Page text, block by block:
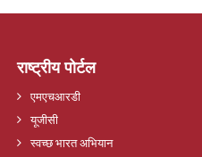
राष्ट्रीय पोर्टल
एमएचआरडी
यूजीसी
स्वच्छ भारत अभियान